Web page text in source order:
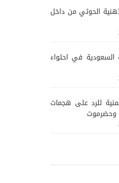
ذهنية الحوثي من داخل
السعودية في احتواء
للرد على هجمات
وحضرموت